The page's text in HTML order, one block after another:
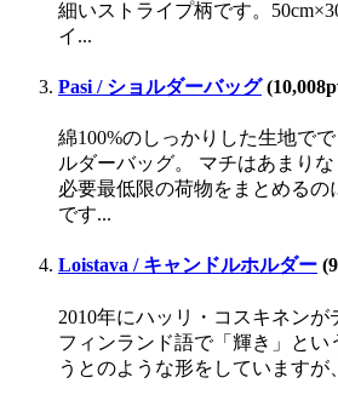
細いストライプ柄です。
イ...
Pasi / ショルダーバッグ
綿100%のしっかりした生地で
ルダーバッグ。 マチはあまりな
必要最低限の荷物をまとめるの
です...
Loistava / キャンドルホルダー
2010年にハッリ・コスキネンが
フィンランド語で「輝き」とい
うとのような形をしていますが